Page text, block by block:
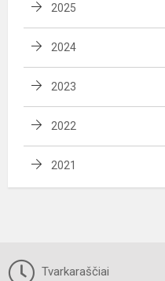
2025
2024
2023
2022
2021
Tvarkaraščiai